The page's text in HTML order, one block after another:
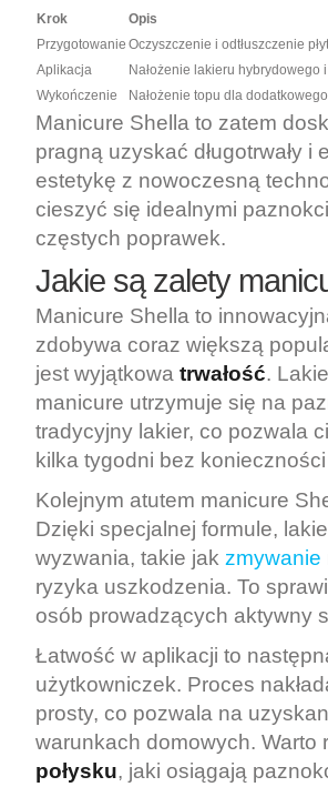
Krok
Opis
Przygotowanie Oczyszczenie i odtłuszczenie
Aplikacja
Nałożenie lakieru
Wykończenie
Nałożenie topu dla
Manicure Shella to zatem
pragną uzyskać długotrwały
estetykę z nowoczesną
cieszyć się idealnymi
częstych poprawek.
Jakie są zalety
Manicure Shella to
zdobywa coraz większą
jest wyjątkowa trwałość.
manicure utrzymuje się na
tradycyjny lakier, co pozwala
kilka tygodni bez
Kolejnym atutem manicure
Dzięki specjalnej formule,
wyzwania, takie jak zmywanie
ryzyka uszkodzenia. To
osób prowadzących aktywny
Łatwość w aplikacji to
użytkowniczek. Proces
prosty, co pozwala na
warunkach domowych.
połysku, jaki osiągają